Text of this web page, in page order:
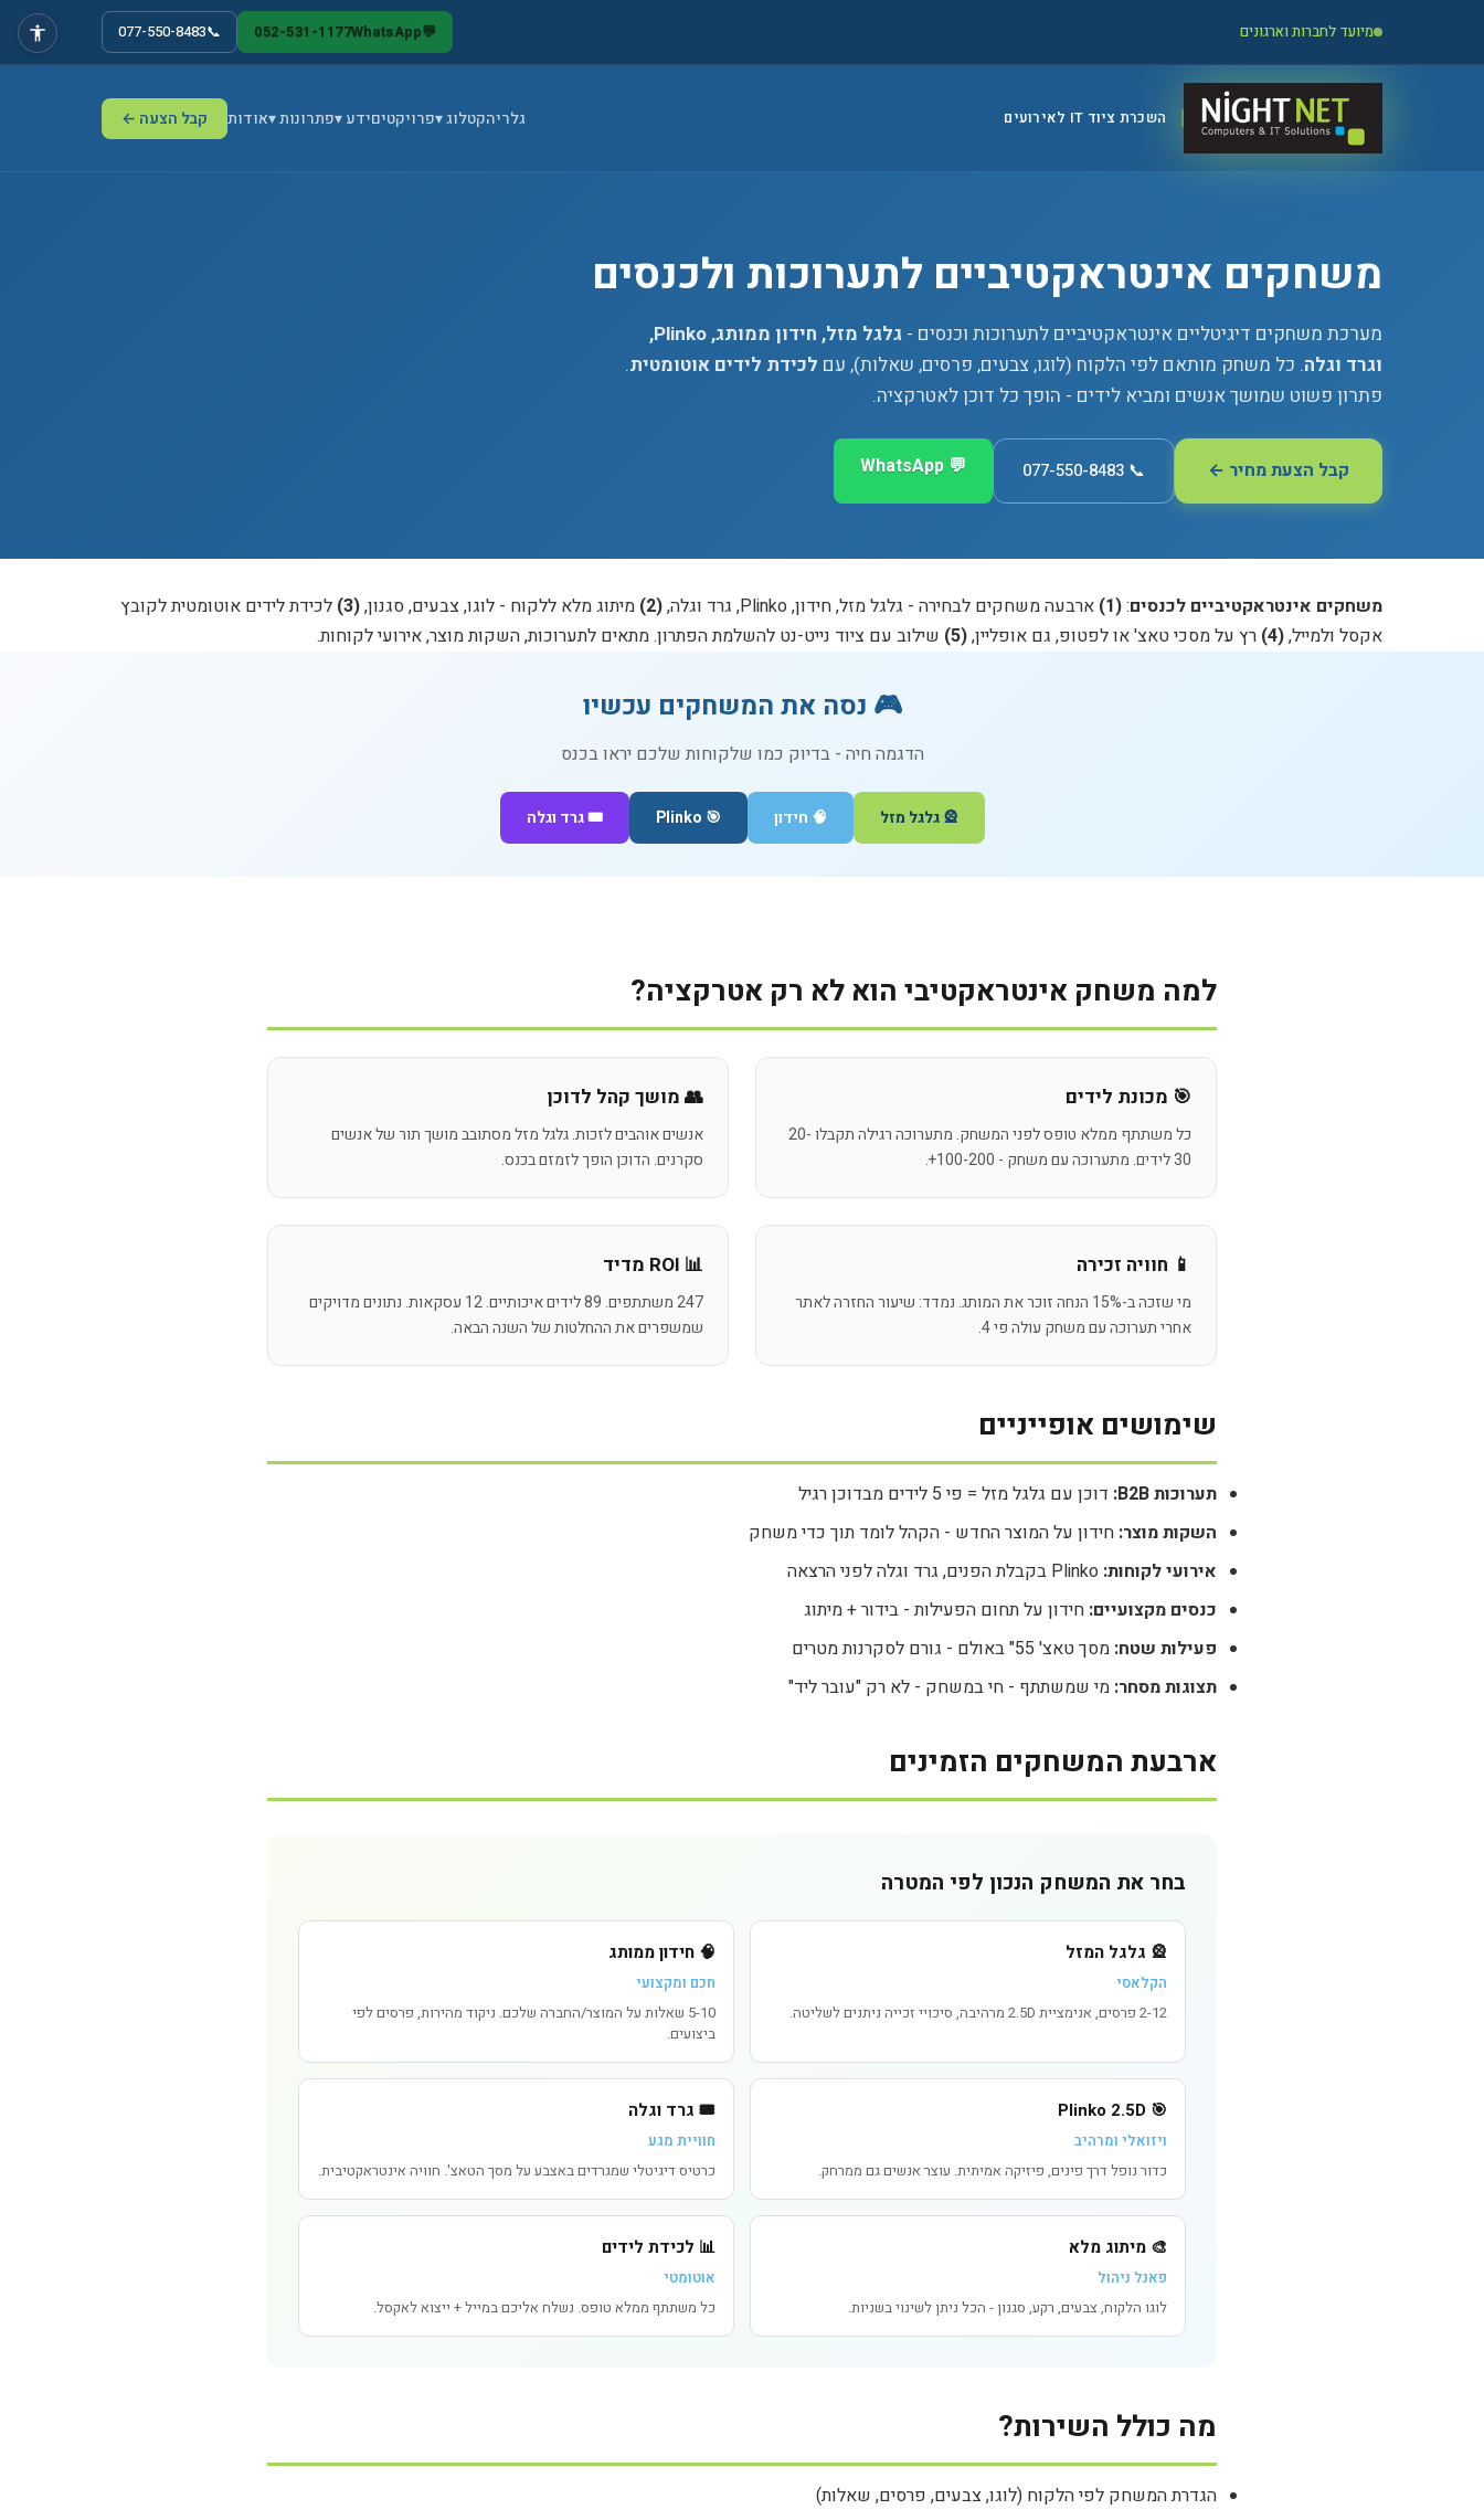
מיועד לחברות וארגונים 💬
WhatsApp
052-531-1177
📞
077-550-8483
השכרת ציוד IT לאירועים גלריהקטלוג ▾פרויקטיםידע ▾פתרונות ▾אודות קבל הצעה ←
משחקים אינטראקטיביים לתערוכות ולכנסים
מערכת משחקים דיגיטליים אינטראקטיביים לתערוכות וכנסים -
גלגל מזל, חידון ממותג, Plinko,
וגרד וגלה. כל משחק מותאם לפי הלקוח (לוגו, צבעים, פרסים, שאלות), עם לכידת לידים אוטומטית.
פתרון פשוט שמושך אנשים ומביא לידים - הופך כל דוכן לאטרקציה.
קבל הצעת מחיר ← 📞 077-550-8483
💬 WhatsApp
משחקים אינטראקטיביים לכנסים:
(1) ארבעה משחקים לבחירה - גלגל מזל, חידון, Plinko, גרד וגלה, (2) מיתוג מלא ללקוח - לוגו, צבעים, סגנון,(3)
לכידת לידים אוטומטית לקובץ
אקסל ולמייל,(4) רץ על מסכי טאצ' או לפטופ, גם אופליין,(5) שילוב עם ציוד נייט-נט להשלמת הפתרון. מתאים לתערוכות, השקות מוצר, אירועי לקוחות.
🎮 נסה את המשחקים עכשיו
הדגמה חיה - בדיוק כמו שלקוחות שלכם יראו בכנס
🎡 גלגל מזל 🧠 חידון 🎯 Plinko 🎟️ גרד וגלה
למה משחק אינטראקטיבי הוא לא רק אטרקציה?
🎯 מכונת לידים
כל משתתף ממלא טופס לפני המשחק. מתערוכה רגילה תקבלו 20-
30 לידים. מתערוכה עם משחק - 100-200+.
👥 מושך קהל לדוכן
אנשים אוהבים לזכות. גלגל מזל מסתובב מושך תור של אנשים
סקרנים. הדוכן הופך לזמזם בכנס.
📱 חוויה זכירה
מי שזכה ב-15% הנחה זוכר את המותג. נמדד: שיעור החזרה לאתר
אחרי תערוכה עם משחק עולה פי 4.
📊 ROI מדיד
247 משתתפים. 89 לידים איכותיים. 12 עסקאות. נתונים מדויקים
שמשפרים את ההחלטות של השנה הבאה.
שימושים אופייניים
תערוכות B2B:
דוכן עם גלגל מזל = פי 5 לידים מבדוכן רגיל
השקות מוצר: חידון על המוצר החדש - הקהל לומד תוך כדי משחק
אירועי לקוחות:
כנסים מקצועיים: חידון על תחום הפעילות - בידור + מיתוג
פעילות שטח: מסך טאצ' 55" באולם - גורם לסקרנות מטרים
תצוגות מסחר: מי שמשתתף - חי במשחק - לא רק "עובר ליד"
ארבעת המשחקים הזמינים
בחר את המשחק הנכון לפי המטרה
🎡 גלגל המזל
הקלאסי
2-12 פרסים, אנימציית 2.5D מרהיבה, סיכויי זכייה ניתנים לשליטה.
🧠 חידון ממותג
חכם ומקצועי
5-10 שאלות על המוצר/החברה שלכם. ניקוד מהירות, פרסים לפי
ביצועים.
🎯 Plinko 2.5D
ויזואלי ומרהיב
כדור נופל דרך פינים, פיזיקה אמיתית. עוצר אנשים גם ממרחק.
🎟️ גרד וגלה
חוויית מגע
כרטיס דיגיטלי שמגרדים באצבע על מסך הטאצ'. חוויה אינטראקטיבית.
🎨 מיתוג מלא
פאנל ניהול
לוגו הלקוח, צבעים, רקע, סגנון - הכל ניתן לשינוי בשניות.
📊 לכידת לידים
אוטומטי
כל משתתף ממלא טופס. נשלח אליכם במייל + ייצוא לאקסל.
מה כולל השירות?
הגדרת המשחק לפי הלקוח (לוגו, צבעים, פרסים, שאלות)